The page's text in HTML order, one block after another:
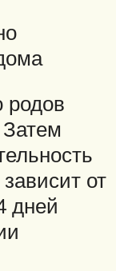
родов
от
дней